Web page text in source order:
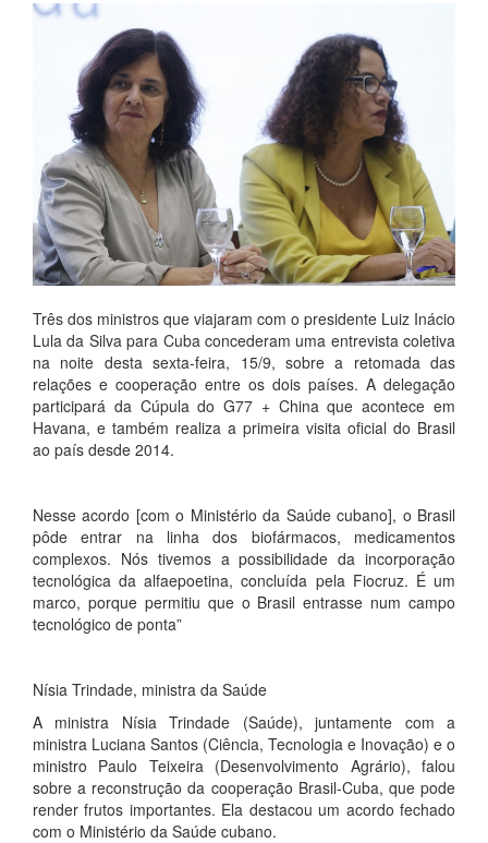
Três dos ministros que viajaram com o presidente Luiz Inácio
Lula da Silva para Cuba concederam uma entrevista coletiva
na noite desta sexta-feira, 15/9, sobre a retomada das
relações e cooperação entre os dois países. A delegação
participará da Cúpula do G77 + China que acontece em
Havana, e também realiza a primeira visita oficial do Brasil
ao país desde 2014.
Nesse acordo [com o Ministério da Saúde cubano], o Brasil
pôde entrar na linha dos biofármacos, medicamentos
complexos. Nós tivemos a possibilidade da incorporação
tecnológica da alfaepoetina, concluída pela Fiocruz. É um
marco, porque permitiu que o Brasil entrasse num campo
tecnológico de ponta”
Nísia Trindade, ministra da Saúde
A ministra Nísia Trindade (Saúde), juntamente com a
ministra Luciana Santos (Ciência, Tecnologia e Inovação) e o
ministro Paulo Teixeira (Desenvolvimento Agrário), falou
sobre a reconstrução da cooperação Brasil-Cuba, que pode
render frutos importantes. Ela destacou um acordo fechado
com o Ministério da Saúde cubano.